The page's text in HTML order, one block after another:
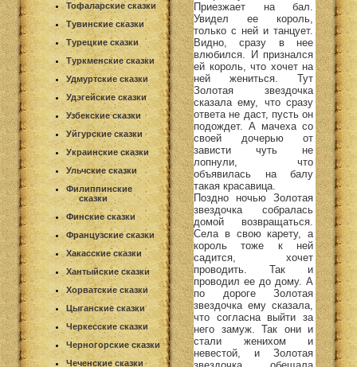
Тофаларские сказки
Тувинские сказки
Турецкие сказки
Туркменские сказки
Удмуртские сказки
Удэгейские сказки
Узбекские сказки
Уйгурские сказки
Украинские сказки
Ульчские сказки
Филиппинские
сказки
Финские сказки
Французские сказки
Хакасские сказки
Хантыйские сказки
Хорватские сказки
Цыганские сказки
Черкесские сказки
Черногорские сказки
Чеченские сказки
Приезжает на бал.
Увидел ее король,
только с ней и танцует.
Видно, сразу в нее
влюбился. И признался
ей король, что хочет на
ней жениться. Тут
Золотая звездочка
сказала ему, что сразу
ответа не даст, пусть он
подождет. А мачеха со
своей дочерью от
зависти чуть не
лопнули, что
объявилась на балу
такая красавица.
Поздно ночью Золотая
звездочка собралась
домой возвращаться.
Села в свою карету, а
король тоже к ней
садится, хочет
проводить. Так и
проводил ее до дому. А
по дороге Золотая
звездочка ему сказала,
что согласна выйти за
него замуж. Так они и
стали женихом и
невестой, и Золотая